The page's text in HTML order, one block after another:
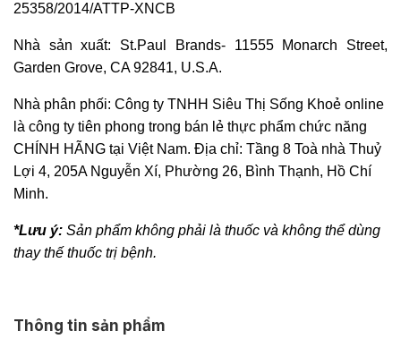
25358/2014/ATTP-XNCB
Nhà sản xuất: St.Paul Brands- 11555 Monarch Street,
Garden Grove, CA 92841, U.S.A.
Nhà phân phối: Công ty TNHH Siêu Thị Sống Khoẻ online
là công ty tiên phong trong bán lẻ thực phẩm chức năng
CHÍNH HÃNG tại Việt Nam. Địa chỉ: Tầng 8 Toà nhà Thuỷ
Lợi 4, 205A Nguyễn Xí, Phường 26, Bình Thạnh, Hồ Chí
Minh.
*Lưu ý: Sản phẩm không phải là thuốc và không thể dùng
thay thế thuốc trị bệnh.
Thông tin sản phẩm